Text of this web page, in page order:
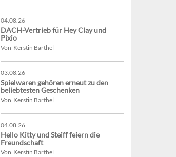
04.08.26
DACH-Vertrieb für Hey Clay und
Pixio
Von Kerstin Barthel
03.08.26
Spielwaren gehören erneut zu den
beliebtesten Geschenken
Von Kerstin Barthel
04.08.26
Hello Kitty und Steiff feiern die
Freundschaft
Von Kerstin Barthel